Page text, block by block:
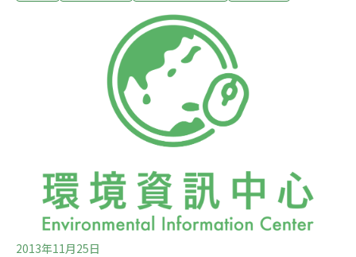
物，因此也有「非洲麒麟」的稱號。1901年，一位英國殖
民官員Harry Johnston（也是㺢㹢狓學名的由來）在烏干
達發現一副㺢㹢狓的皮毛和頭骨。經過鑑定，確認㺢㹢狓
真正的親戚是長頸鹿而非麒麟。㺢㹢狓生活在非洲剛果，
是長頸鹿唯一還沒滅絕的近緣物種。牠們的身上有類似斑
馬的斑紋，並有著很長而且非常靈活的藍色舌頭，能用舌
頭舔舐到自己的眼皮，甚至是耳朵內外。㺢㹢狓直到1901
地破壞而瀕臨絕種。他們唯一的棲息地是在剛果民
2013年11月25日